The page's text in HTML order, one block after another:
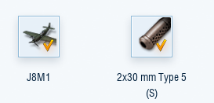
J8M1
2x30 mm Type 5
(S)